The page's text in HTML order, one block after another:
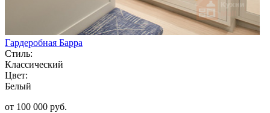
Гардеробная Барра
Стиль:
Классический
Цвет:
Белый
от 100 000 руб.